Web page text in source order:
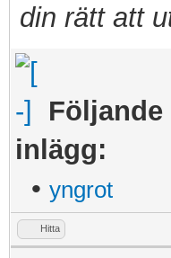
din rätt att
inlägg:
• yngrot
Hitta